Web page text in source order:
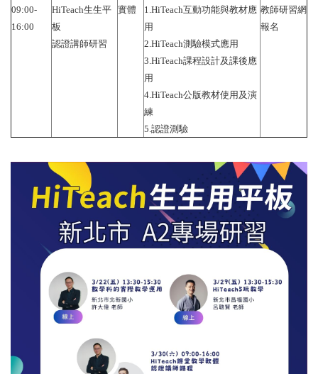
09:00-
16:00
HiTeach生生平
板
認證講師研習
實體
1.HiTeach互動功能與教材應
用
2.HiTeach測驗模式應用
3.HiTeach課程設計及課後應
用
4.HiTeach公版教材使用及演
練
5.認證測驗
​​​​​​​教師研習網
報名